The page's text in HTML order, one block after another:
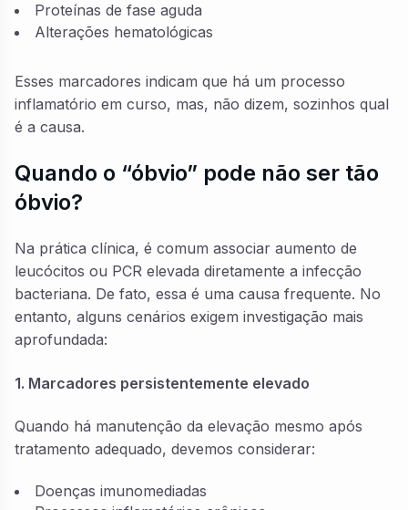
Proteínas de fase aguda
Alterações hematológicas
Esses marcadores indicam que há um processo
inflamatório em curso, mas, não dizem, sozinhos qual
é a causa.
Quando o “óbvio” pode não ser tão
óbvio?
Na prática clínica, é comum associar aumento de
leucócitos ou PCR elevada diretamente a infecção
bacteriana. De fato, essa é uma causa frequente. No
entanto, alguns cenários exigem investigação mais
aprofundada:
1. Marcadores persistentemente elevado
Quando há manutenção da elevação mesmo após
tratamento adequado, devemos considerar:
Doenças imunomediadas